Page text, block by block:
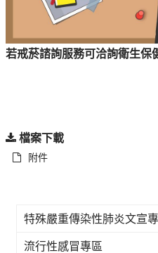
若戒菸諮詢服務可洽詢衛生
檔案下載
附件
特殊嚴重傳染性肺炎文宣
流行性感冒專區